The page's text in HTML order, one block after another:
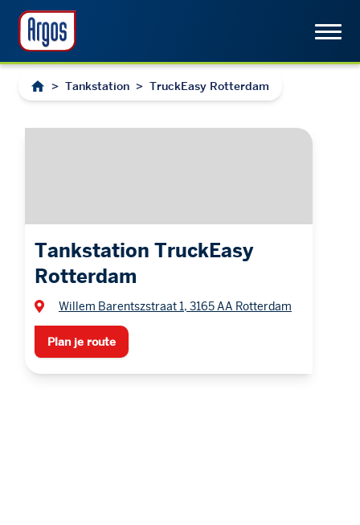
> Tankstation > TruckEasy Rotterdam
Tankstation TruckEasy
Rotterdam
Willem Barentszstraat 1, 3165 AA Rotterdam
Plan je route